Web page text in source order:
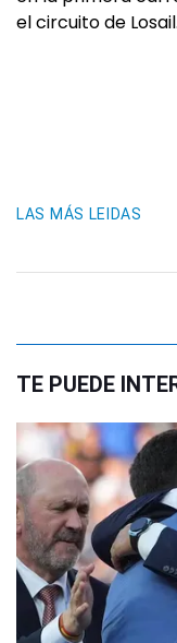
el circuito de Losail.
LAS MÁS LEIDAS
TE PUEDE